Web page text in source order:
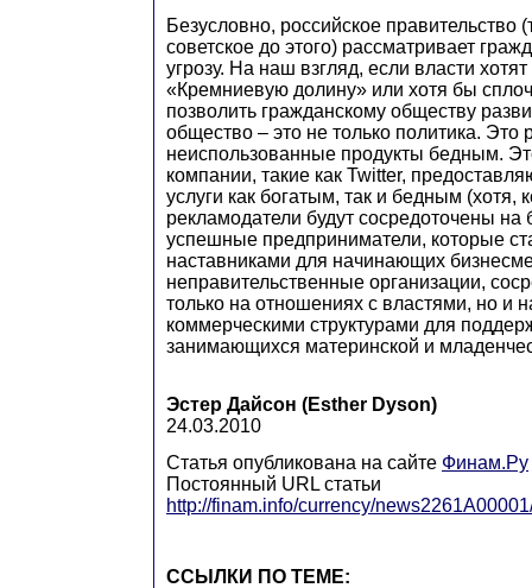
Безусловно, российское правительство
советское до этого) рассматривает
угрозу. На наш взгляд, если власти
«Кремниевую долину» или хотя бы
позволить гражданскому обществу
общество – это не только политика.
неиспользованные продукты бедным.
компании, такие как Twitter,
услуги как богатым, так и бедным (хотя,
рекламодатели будут сосредоточены на
успешные предприниматели, которые
наставниками для начинающих
неправительственные организации,
только на отношениях с властями, но и
коммерческими структурами для
занимающихся материнской и
Эстер Дайсон (Esther Dyson)
24.03.2010
Статья опубликована на сайте Финам.Ру
Постоянный URL статьи
http://finam.info/currency/
ССЫЛКИ ПО ТЕМЕ: